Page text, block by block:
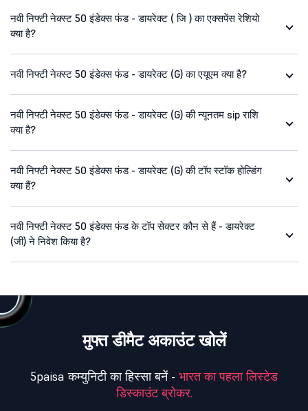
नवी निफ्टी नेक्स्ट 50 इंडेक्स फंड - डायरेक्ट ( जि ) का एक्सपेंस रेशियो
क्या है?
नवी निफ्टी नेक्स्ट 50 इंडेक्स फंड - डायरेक्ट (G) का एयूएम क्या है?
नवी निफ्टी नेक्स्ट 50 इंडेक्स फंड - डायरेक्ट (G) की न्यूनतम sip राशि
क्या है?
नवी निफ्टी नेक्स्ट 50 इंडेक्स फंड - डायरेक्ट (G) की टॉप स्टॉक होल्डिंग
क्या हैं?
नवी निफ्टी नेक्स्ट 50 इंडेक्स फंड के टॉप सेक्टर कौन से हैं - डायरेक्ट
(जी) ने निवेश किया है?
मुफ्त डीमैट अकाउंट खोलें
5paisa कम्युनिटी का हिस्सा बनें - भारत का पहला लिस्टेड
डिस्काउंट ब्रोकर.